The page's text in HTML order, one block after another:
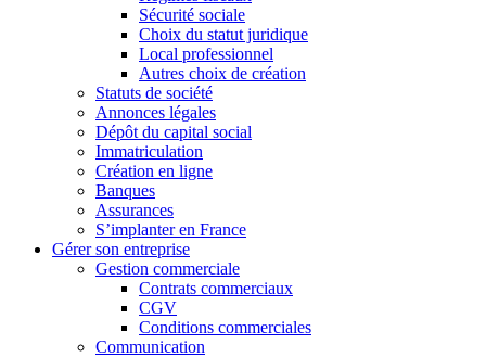
Sécurité sociale
Choix du statut juridique
Local professionnel
Autres choix de création
Statuts de société
Annonces légales
Dépôt du capital social
Immatriculation
Création en ligne
Banques
Assurances
S’implanter en France
Gérer son entreprise
Gestion commerciale
Contrats commerciaux
CGV
Conditions commerciales
Communication